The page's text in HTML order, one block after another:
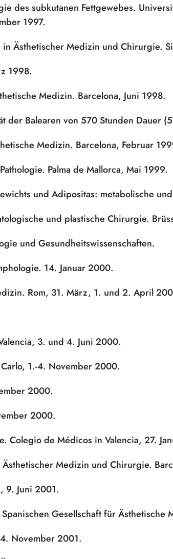
des subkutanen Fettgewebes.
1997.
Ästhetischer Medizin und Chirurgie.
1998.
Medizin. Barcelona, Juni 1998.
Balearen von 570 Stunden Dauer
Medizin. Barcelona, Februar
Palma de Mallorca, Mai 1999.
und Adipositas: metabolische
und plastische Chirurgie.
und Gesundheitswissenschaften.
14. Januar 2000.
Rom, 31. März, 1. und 2. April
3. und 4. Juni 2000.
1.-4. November 2000.
2000.
2000.
Colegio de Médicos in Valencia, 27.
Medizin und Chirurgie.
9. Juni 2001.
Gesellschaft für
November 2001.